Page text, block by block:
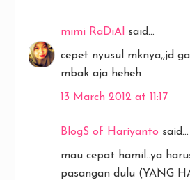
mimi RaDiAl said...
cepet nyusul mknya,,jd
mbak aja heheh
13 March 2012 at 11:17
BlogS of Hariyanto said...
mau cepat hamil..ya
pasangan dulu (YANG